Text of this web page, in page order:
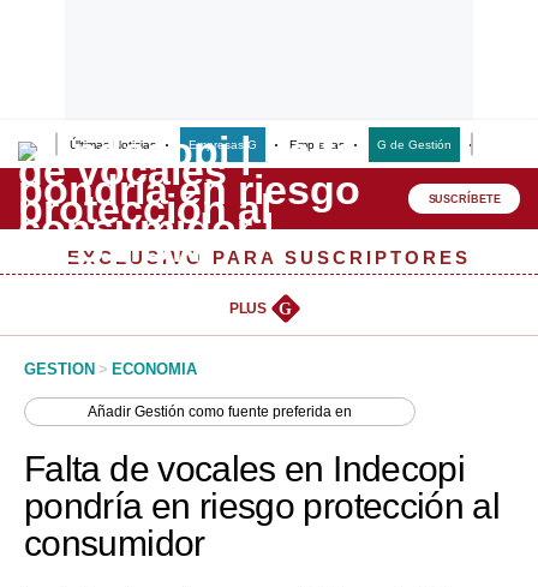
Últimas Noticias Empresas G Empresas G de Gestión
Lo último
Peru Quiosco
Management & Empleo
Perú
Política
SUSCRÍBETE
EXCLUSIVO PARA SUSCRIPTORES
PLUS G
GESTION > ECONOMIA
AñadirGestión como fuente preferida en
Falta de vocales en Indecopi
pondría en riesgo protección al
consumidor